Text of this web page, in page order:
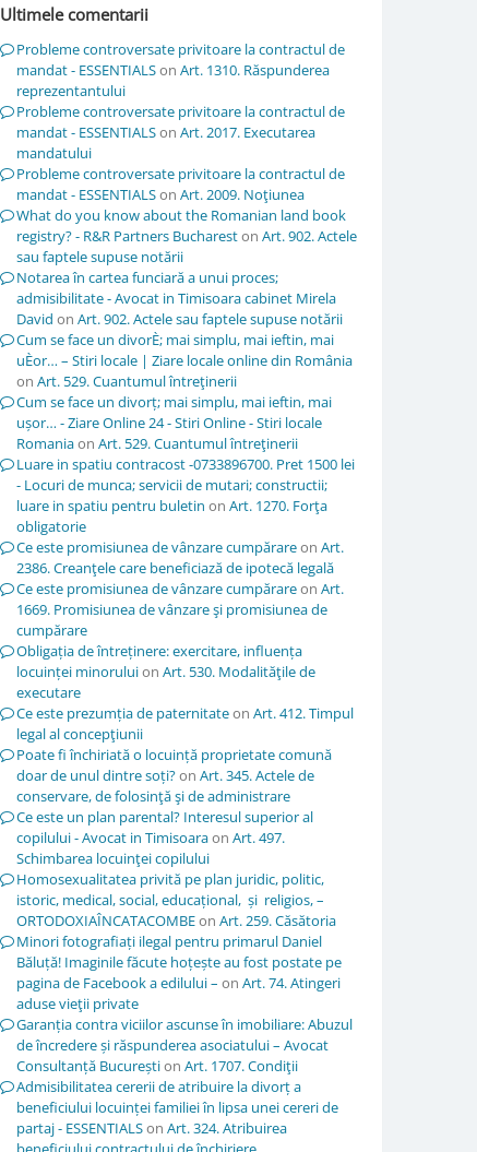
Ultimele comentarii
Probleme controversate privitoare la contractul de
mandat - ESSENTIALSon Art. 1310. Răspunderea
reprezentantului
Probleme controversate privitoare la contractul de
mandat - ESSENTIALSon Art. 2017. Executarea
mandatului
Probleme controversate privitoare la contractul de
mandat - ESSENTIALSon Art. 2009. Noţiunea
What do you know about the Romanian land book
registry? - R&R Partners Buchareston Art. 902. Actele
sau faptele supuse notării
Notarea în cartea funciară a unui proces;
admisibilitate - Avocat in Timisoara cabinet Mirela
David on Art. 902. Actele sau faptele supuse notării
Cum se face un divorÈ; mai simplu, mai ieftin, mai
uÈor… – Stiri locale | Ziare locale online din România
on Art. 529. Cuantumul întreţinerii
Cum se face un divorț; mai simplu, mai ieftin, mai
ușor… - Ziare Online 24 - Stiri Online - Stiri locale
Romaniaon Art. 529. Cuantumul întreţinerii
Luare in spatiu contracost -0733896700. Pret 1500 lei
- Locuri de munca; servicii de mutari; constructii;
luare in spatiu pentru buletin on Art. 1270. Forţa
obligatorie
Ce este promisiunea de vânzare cumpărareon Art.
2386. Creanţele care beneficiază de ipotecă legală
Ce este promisiunea de vânzare cumpărareon Art.
1669. Promisiunea de vânzare şi promisiunea de
cumpărare
Obligația de întreținere: exercitare, influența
locuinței minoruluion Art. 530. Modalităţile de
executare
Ce este prezumția de paternitateon Art. 412. Timpul
legal al concepţiunii
Poate fi închiriată o locuință proprietate comună
doar de unul dintre soți?on Art. 345. Actele de
conservare, de folosinţă şi de administrare
Ce este un plan parental? Interesul superior al
copilului - Avocat in Timisoaraon Art. 497.
Schimbarea locuinţei copilului
Homosexualitatea privită pe plan juridic, politic,
istoric, medical, social, educațional, și religios, –
ORTODOXIAÎNCATACOMBEon Art. 259. Căsătoria
Minori fotografiați ilegal pentru primarul Daniel
Băluță! Imaginile făcute hoțește au fost postate pe
pagina de Facebook a edilului – on Art. 74. Atingeri
aduse vieţii private
Garanția contra viciilor ascunse în imobiliare: Abuzul
de încredere și răspunderea asociatului – Avocat
Consultanță Bucureștion Art. 1707. Condiţii
Admisibilitatea cererii de atribuire la divorț a
beneficiului locuinței familiei în lipsa unei cereri de
partaj - ESSENTIALSon Art. 324. Atribuirea